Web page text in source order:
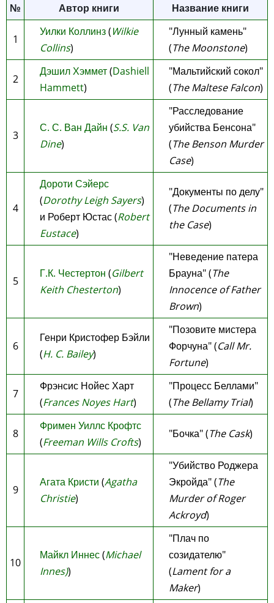
№ Автор книги Название книги
1
Уилки Коллинз(Wilkie
Collins)
"Лунный камень"
(The Moonstone)
2
Дэшил Хэммет(Dashiell
Hammett)
"Мальтийский сокол"
(The Maltese Falcon)
3
С. С. Ван Дайн (S.S. Van
Dine)
"Расследование
убийства Бенсона"
(The Benson Murder
Case)
4
Дороти Сэйерс
(Dorothy Leigh Sayers)
и Роберт Юстас (Robert
Eustace)
"Документы по делу"
(The Documents in
the Case)
5
Г.К. Честертон (Gilbert
Keith Chesterton)
"Неведение патера
Брауна" (The
Innocence of Father
Brown)
6
Генри Кристофер Бэйли
(H. C. Bailey)
"Позовите мистера
Форчуна" (Call Mr.
Fortune)
7
Фрэнсис Нойес Харт
(Frances Noyes Hart)
"Процесс Беллами"
(The Bellamy Trial)
8
Фримен Уиллс Крофтс
(Freeman Wills Crofts)
"Бочка" (The Cask)
9
Агата Кристи (Agatha
Christie)
"Убийство Роджера
Экройда" (The
Murder of Roger
Ackroyd)
10
Майкл Иннес(Michael
Innes))
"Плач по
созидателю"
(Lament for a
Maker)